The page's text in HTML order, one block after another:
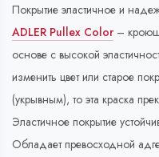
Покрытие эластичное и
ADLER Pullex Color –
основе с высокой
изменить цвет или старое
(укрывным), то эта краска
Эластичное покрытие
Обладает превосходной